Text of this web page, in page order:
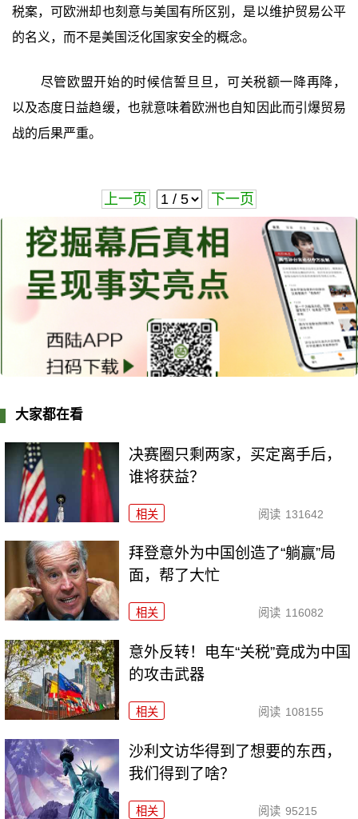
税案，可欧洲却也刻意与美国有所区别，是以维护贸易公平
的名义，而不是美国泛化国家安全的概念。
尽管欧盟开始的时候信誓旦旦，可关税额一降再降，
以及态度日益趋缓，也就意味着欧洲也自知因此而引爆贸易
战的后果严重。
上一页 下一页
大家都在看
决赛圈只剩两家，买定离手后，
谁将获益？
相关 阅读 131642
拜登意外为中国创造了“躺赢”局
面，帮了大忙
相关 阅读 116082
意外反转！电车“关税”竟成为中国
的攻击武器
相关 阅读 108155
沙利文访华得到了想要的东西，
我们得到了啥？
相关 阅读 95215